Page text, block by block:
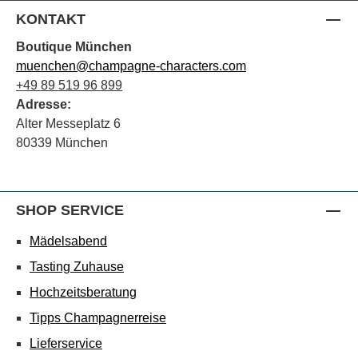
KONTAKT
Boutique München
muenchen@champagne-characters.com
+49 89 519 96 899
Adresse:
Alter Messeplatz 6
80339 München
SHOP SERVICE
Mädelsabend
Tasting Zuhause
Hochzeitsberatung
Tipps Champagnerreise
Lieferservice